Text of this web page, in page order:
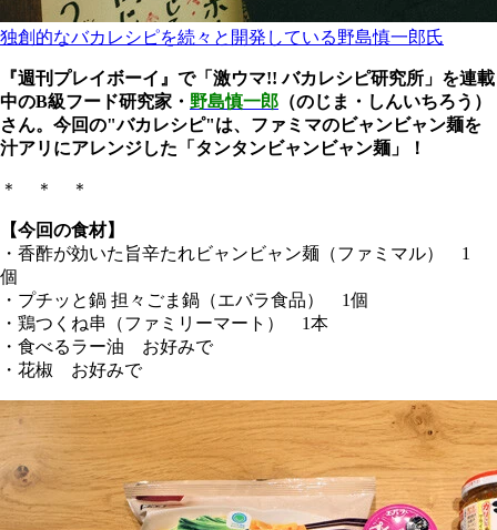
独創的なバカレシピを続々と開発している野島慎一郎氏
『週刊プレイボーイ』で「激ウマ!! バカレシピ研究所」を連載
中のB級フード研究家・ 野島慎一郎 （のじま・しんいちろう）
さん。今回の"バカレシピ"は、ファミマのビャンビャン麺を
汁アリにアレンジした「タンタンビャンビャン麺」！
＊ ＊ ＊
【今回の食材】
・香酢が効いた旨辛たれビャンビャン麺（ファミマル） 1
個
・プチッと鍋 担々ごま鍋（エバラ食品） 1個
・鶏つくね串（ファミリーマート） 1本
・食べるラー油 お好みで
・花椒 お好みで